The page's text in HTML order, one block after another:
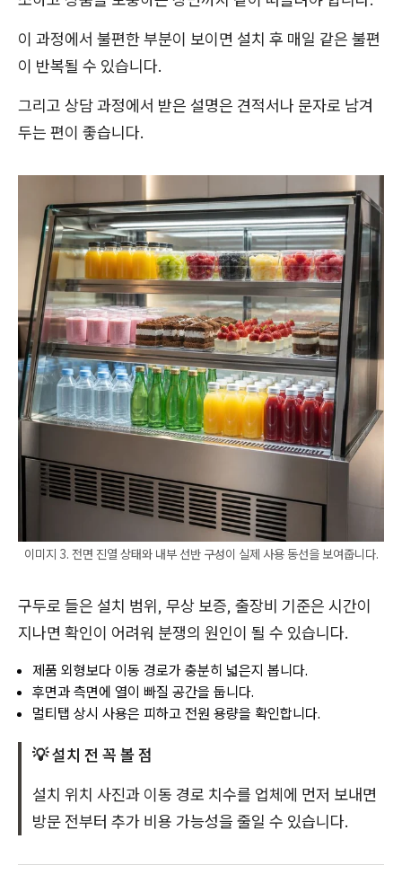
이 과정에서 불편한 부분이 보이면 설치 후 매일 같은 불편
이 반복될 수 있습니다.
그리고 상담 과정에서 받은 설명은 견적서나 문자로 남겨
두는 편이 좋습니다.
이미지 3. 전면 진열 상태와 내부 선반 구성이 실제 사용 동선을 보여줍니다.
구두로 들은 설치 범위, 무상 보증, 출장비 기준은 시간이
지나면 확인이 어려워 분쟁의 원인이 될 수 있습니다.
제품 외형보다 이동 경로가 충분히 넓은지 봅니다.
후면과 측면에 열이 빠질 공간을 둡니다.
멀티탭 상시 사용은 피하고 전원 용량을 확인합니다.
💡 설치 전 꼭 볼 점
설치 위치 사진과 이동 경로 치수를 업체에 먼저 보내면
방문 전부터 추가 비용 가능성을 줄일 수 있습니다.